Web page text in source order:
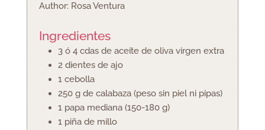
Author: Rosa Ventura
Ingredientes
3 ó 4 cdas de aceite de oliva virgen extra
2 dientes de ajo
1 cebolla
250 g de calabaza (peso sin piel ni pipas)
1 papa mediana (150-180 g)
1 piña de millo